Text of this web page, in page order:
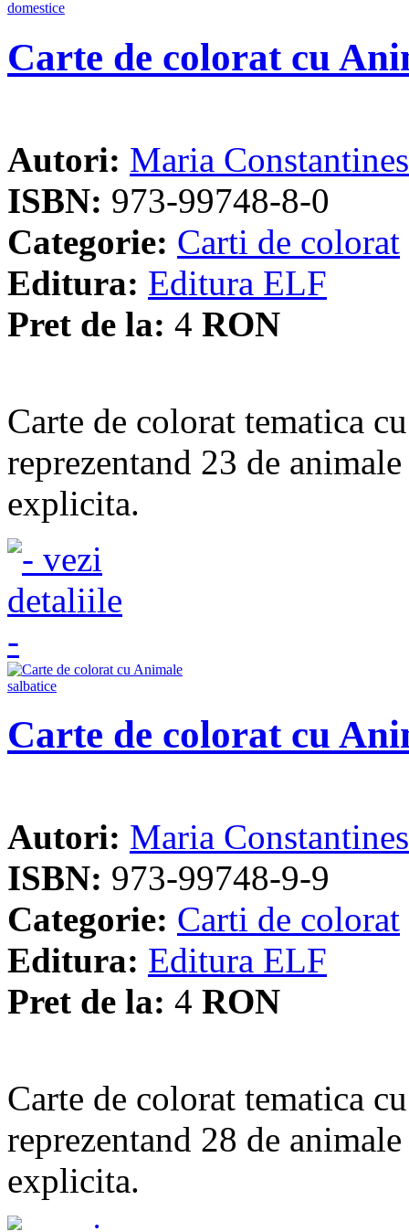
Carte de colorat cu
Autori: Maria
ISBN: 973-99748-8-0
Categorie: Carti de colorat
Editura: Editura ELF
Pret de la: 4 RON
Carte de colorat tematica
reprezentand 23 de
explicita.
Carte de colorat cu
Autori: Maria
ISBN: 973-99748-9-9
Categorie: Carti de colorat
Editura: Editura ELF
Pret de la: 4 RON
Carte de colorat tematica
reprezentand 28 de
explicita.